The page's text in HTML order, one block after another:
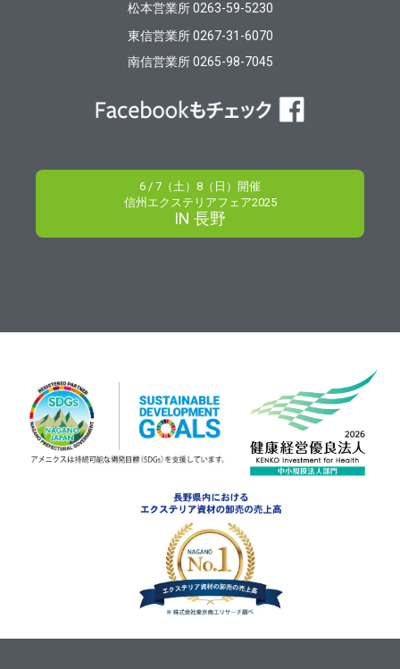
松本営業所 0263-59-5230
東信営業所 0267-31-6070
南信営業所 0265-98-7045
6 / 7（土）8（日）開催
信州エクステリアフェア2025
IN 長野